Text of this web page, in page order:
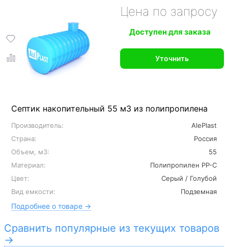
Септик накопительный 55 м3 из полипропилена
Производитель:
AlePlast
Страна:
Россия
Объем, м3:
55
Материал:
Полипропилен PP-C
Цвет:
Серый / Голубой
Вид емкости:
Подземная
Подробнее о товаре →
Цена по запросу
Доступен для заказа
Уточнить
Сравнить популярные из текущих товаров
→